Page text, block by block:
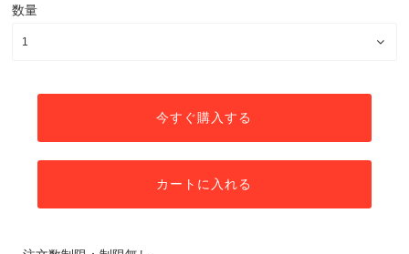
数量
今すぐ購入する
カートに入れる